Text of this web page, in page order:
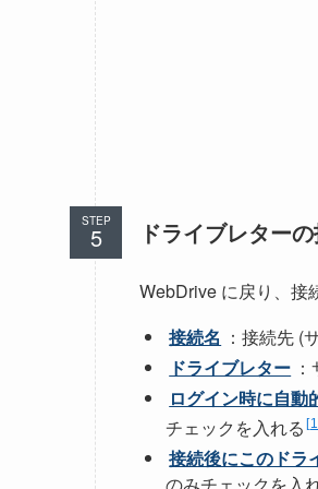
STEP ドライブレター
WebDrive に戻り、接
接続名 ：接続先 (
ドライブレター
ログイン時に自動
チェックを入れる 1
接続後にこのドラ